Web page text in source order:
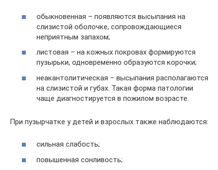
обыкновенная – появляются высыпания на
слизистой оболочке, сопровождающиеся
неприятным запахом;
листовая – на кожных покровах формируются
пузырьки, одновременно образуются корочки;
неакантолитическая – высыпания располагаются
на слизистой и губах. Такая форма патологии
чаще диагностируется в пожилом возрасте.
При пузырчатке у детей и взрослых также наблюдаются:
сильная слабость;
повышенная сонливость;